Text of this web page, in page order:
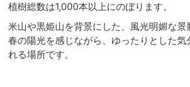
植樹総数は1,000本以上にのぼります。
米山や黒姫山を背景にした、風光明媚な景
春の陽光を感じながら、ゆったりとした気
れる場所です。